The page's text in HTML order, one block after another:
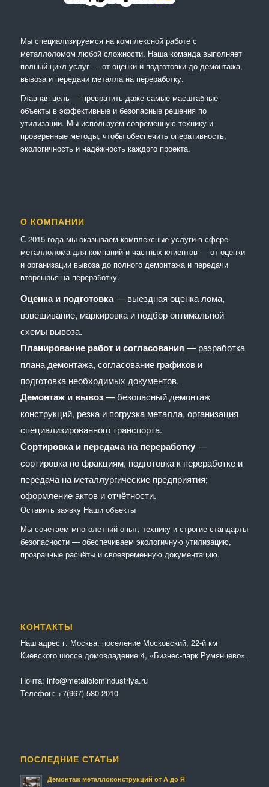
Мы специализируемся на комплексной работе с
металлоломом любой сложности. Наша команда выполняет
полный цикл услуг — от оценки и подготовки до демонтажа,
вывоза и передачи металла на переработку.
Главная цель — превратить даже самые масштабные
объекты в эффективные и безопасные решения по
утилизации. Мы используем современную технику и
проверенные методы, чтобы обеспечить оперативность,
экологичность и надёжность каждого проекта.
О КОМПАНИИ
С 2015 года мы оказываем комплексные услуги в сфере
металлолома для компаний и частных клиентов — от оценки
и организации вывоза до полного демонтажа и передачи
вторсырья на переработку.
Оценка и подготовка— выездная оценка лома,
взвешивание, маркировка и подбор оптимальной
схемы вывоза.
Планирование работ и согласования — разработка
плана демонтажа, согласование графиков и
подготовка необходимых документов.
Демонтаж и вывоз— безопасный демонтаж
конструкций, резка и погрузка металла, организация
специализированного транспорта.
Сортировка и передача на переработку—
сортировка по фракциям, подготовка к переработке и
передача на металлургические предприятия;
оформление актов и отчётности.
Оставить заявку Наши объекты
Мы сочетaем многолетний опыт, технику и строгие стандарты
безопасности — обеспечиваем экологичную утилизацию,
прозрачные расчёты и своевременную документацию.
КОНТАКТЫ
Наш адрес г. Москва, поселение Московский, 22-й км
Киевского шоссе домовладение 4, «Бизнес-парк Румянцево».
Почта: info@metallolomindustriya.ru
Телефон: +7(967) 580-2010
ПОСЛЕДНИЕ СТАТЬИ
Демонтаж металлоконструкций от А до Я